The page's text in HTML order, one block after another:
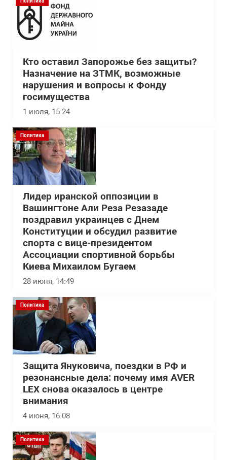
Кто оставил Запорожье без защиты?
Назначение на ЗТМК, возможные
нарушения и вопросы к Фонду
госимущества
1 июля, 15:24
Политика
Лидер иранской оппозиции в
Вашингтоне Али Реза Резазаде
поздравил украинцев с Днем
Конституции и обсудил развитие
спорта с вице-президентом
Ассоциации спортивной борьбы
Киева Михаилом Бугаем
28 июня, 14:49
Политика
Защита Януковича, поездки в РФ и
резонансные дела: почему имя AVER
LEX снова оказалось в центре
внимания
4 июня, 16:08
Политика